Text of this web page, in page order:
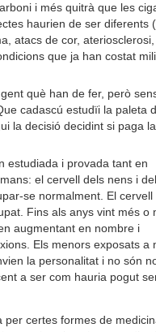
i més quitrà que les
haurien de ser diferents
atacs de cor,
que ja han costat
què han de fer, però
cadascú estudïi la paleta
la decisió decidint si paga
estudiada i provada tant en
el cervell dels nens i
se normalment. El cervell
Fins als anys vint més o
augmentant en nombre i
Els menors exposats a
la personalitat i no són
a ser com hauria pogut
per certes formes de